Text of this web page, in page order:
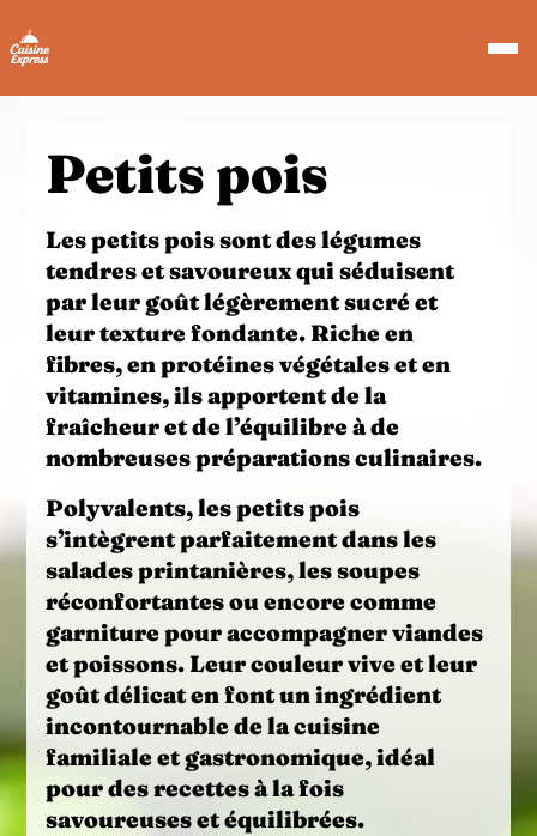
Petits pois
Lespetits poissont des légumes
tendres et savoureux qui séduisent
par leur goût légèrement sucré et
leur texture fondante. Riche en
fibres, enprotéines végétaleset en
vitamines, ils apportent de la
fraîcheur et de l’équilibre à de
nombreuses préparations culinaires.
Polyvalents, lespetits pois
s’intègrent parfaitement dans les
salades printanières, lessoupes
réconfortantesou encore comme
garniturepour accompagner viandes
et poissons. Leur couleur vive et leur
goût délicat en font un ingrédient
incontournable de la cuisine
familiale et gastronomique, idéal
pour des recettes à la fois
savoureuses et équilibrées.